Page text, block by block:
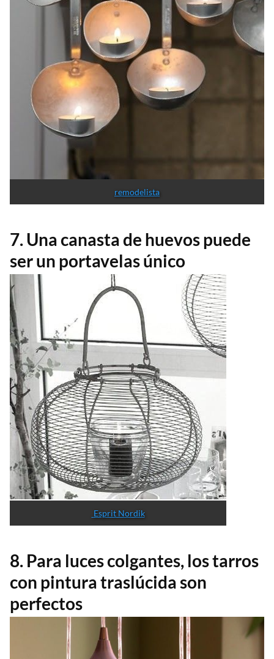
remodelista
7. Una canasta de huevos puede
ser un portavelas único
Esprit Nordik
8. Para luces colgantes, los tarros
con pintura traslúcida son
perfectos